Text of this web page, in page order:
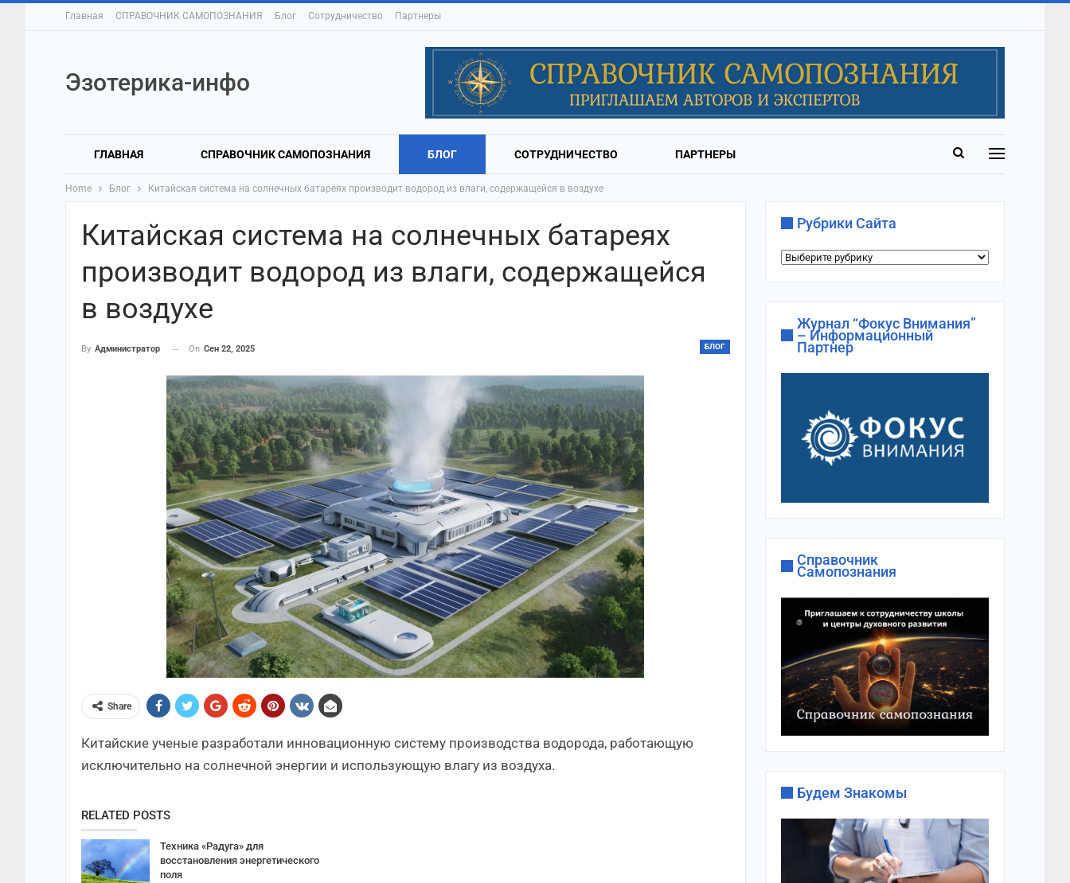
Главная СПРАВОЧНИК САМОПОЗНАНИЯ Блог Сотрудничество Партнеры
Эзотерика-инфо
ГЛАВНАЯ СПРАВОЧНИК САМОПОЗНАНИЯ БЛОГ СОТРУДНИЧЕСТВО ПАРТНЕРЫ
Home Блог Китайская система на солнечных батареях производит водород из влаги, содержащейся в воздухе
Китайская система на солнечных батареях
производит водород из влаги, содержащейся
в воздухе
БЛОГ
By Администратор On Сен 22, 2025
Share
Китайские ученые разработали инновационную систему производства водорода, работающую
исключительно на солнечной энергии и использующую влагу из воздуха.
RELATED POSTS
Техника «Радуга» для
восстановления энергетического
поля
Рубрики Сайта
Рубрики
Журнал “Фокус Внимания”
– Информационный
Партнер
Справочник
Самопознания
Будем Знакомы